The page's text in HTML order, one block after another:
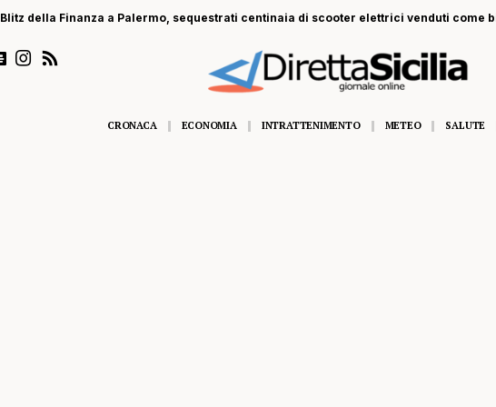
Blitz della Finanza a Palermo, sequestrati centinaia di scooter elettrici venduti come
CRONACA ECONOMIA INTRATTENIMENTO METEO SALUTE